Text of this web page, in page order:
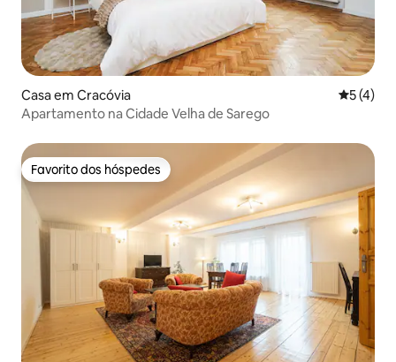
Casa em Cracóvia
5 (4)
Apartamento na Cidade Velha de Sarego
Favorito dos hóspedes
Favorito dos hóspedes